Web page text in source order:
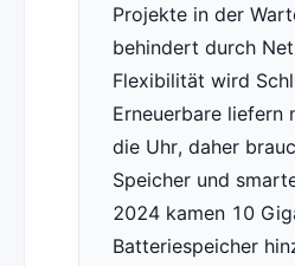
Projekte in der
behindert durch
Flexibilität wird
Erneuerbare liefern
die Uhr, daher
Speicher und
2024 kamen 10
Batteriespeicher